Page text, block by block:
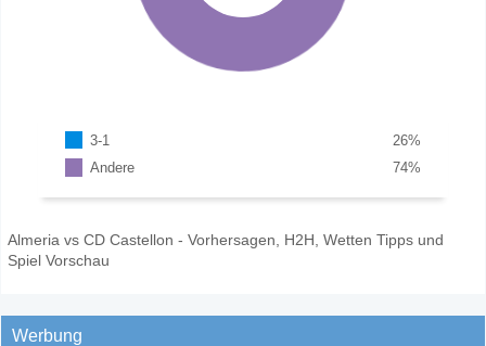
3-1 %
26
Andere
%
74
Almeria vs CD Castellon - Vorhersagen, H2H, Wetten Tipps und
Spiel Vorschau
Werbung